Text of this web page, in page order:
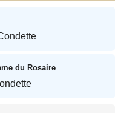
du Rosaire